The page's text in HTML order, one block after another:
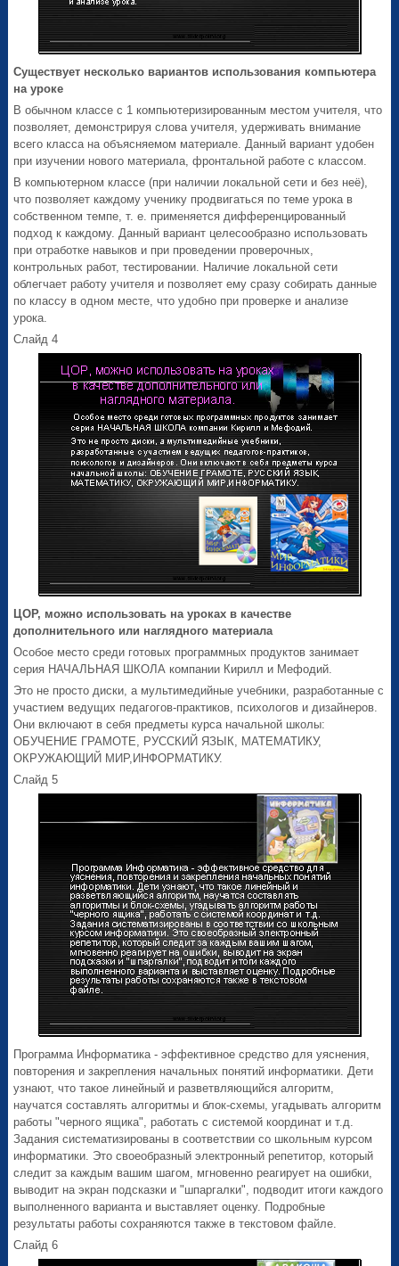
Существует несколько вариантов использования компьютера
на уроке
В обычном классе с 1 компьютеризированным местом учителя, что
позволяет, демонстрируя слова учителя, удерживать внимание
всего класса на объясняемом материале. Данный вариант удобен
при изучении нового материала, фронтальной работе с классом.
В компьютерном классе (при наличии локальной сети и без неё),
что позволяет каждому ученику продвигаться по теме урока в
собственном темпе, т. е. применяется дифференцированный
подход к каждому. Данный вариант целесообразно использовать
при отработке навыков и при проведении проверочных,
контрольных работ, тестировании. Наличие локальной сети
облегчает работу учителя и позволяет ему сразу собирать данные
по классу в одном месте, что удобно при проверке и анализе
урока.
Слайд 4
ЦОР, можно использовать на уроках в качестве
дополнительного или наглядного материала
Особое место среди готовых программных продуктов занимает
серия НАЧАЛЬНАЯ ШКОЛА компании Кирилл и Мефодий.
Это не просто диски, а мультимедийные учебники, разработанные с
участием ведущих педагогов-практиков, психологов и дизайнеров.
Они включают в себя предметы курса начальной школы:
ОБУЧЕНИЕ ГРАМОТЕ, РУССКИЙ ЯЗЫК, МАТЕМАТИКУ,
ОКРУЖАЮЩИЙ МИР,ИНФОРМАТИКУ.
Слайд 5
Программа Информатика - эффективное средство для уяснения,
повторения и закрепления начальных понятий информатики. Дети
узнают, что такое линейный и разветвляющийся алгоритм,
научатся составлять алгоритмы и блок-схемы, угадывать алгоритм
работы "черного ящика", работать с системой координат и т.д.
Задания систематизированы в соответствии со школьным курсом
информатики. Это своеобразный электронный репетитор, который
следит за каждым вашим шагом, мгновенно реагирует на ошибки,
выводит на экран подсказки и "шпаргалки", подводит итоги каждого
выполненного варианта и выставляет оценку. Подробные
результаты работы сохраняются также в текстовом файле.
Слайд 6